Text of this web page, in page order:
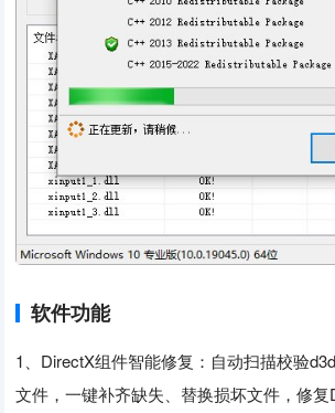
软件功能
1、DirectX组件智能修复：自动扫描校验
文件，一键补齐缺失、替换损坏文件，修